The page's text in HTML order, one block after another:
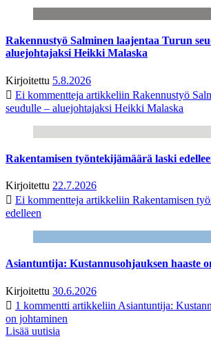
Rakennustyö Salminen laajentaa Turun
aluejohtajaksi Heikki Malaska
Kirjoitettu 5.8.2026
Ei kommentteja artikkeliin Rakennustyö
seudulle – aluejohtajaksi Heikki Malaska
Rakentamisen työntekijämäärä laski
Kirjoitettu 22.7.2026
Ei kommentteja artikkeliin Rakentamisen
edelleen
Asiantuntija: Kustannusohjauksen haaste
Kirjoitettu 30.6.2026
1 kommentti artikkeliin Asiantuntija:
on johtaminen
Lisää uutisia